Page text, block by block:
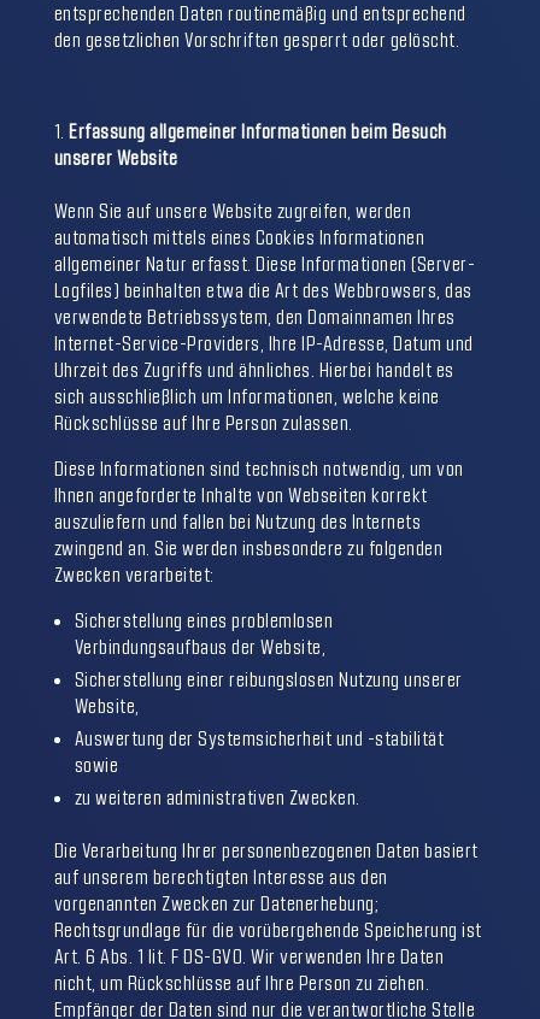
entsprechenden Daten routinemäßig und entsprechend
den gesetzlichen Vorschriften gesperrt oder gelöscht.
Erfassung allgemeiner Informationen beim Besuch
unserer Website
Wenn Sie auf unsere Website zugreifen, werden
automatisch mittels eines Cookies Informationen
allgemeiner Natur erfasst. Diese Informationen (Server-
Logfiles) beinhalten etwa die Art des Webbrowsers, das
verwendete Betriebssystem, den Domainnamen Ihres
Internet-Service-Providers, Ihre IP-Adresse, Datum und
Uhrzeit des Zugriffs und ähnliches. Hierbei handelt es
sich ausschließlich um Informationen, welche keine
Rückschlüsse auf Ihre Person zulassen.
Diese Informationen sind technisch notwendig, um von
Ihnen angeforderte Inhalte von Webseiten korrekt
auszuliefern und fallen bei Nutzung des Internets
zwingend an. Sie werden insbesondere zu folgenden
Zwecken verarbeitet:
Sicherstellung eines problemlosen
Verbindungsaufbaus der Website,
Sicherstellung einer reibungslosen Nutzung unserer
Website,
Auswertung der Systemsicherheit und -stabilität
sowie
zu weiteren administrativen Zwecken.
Die Verarbeitung Ihrer personenbezogenen Daten basiert
auf unserem berechtigten Interesse aus den
vorgenannten Zwecken zur Datenerhebung;
Rechtsgrundlage für die vorübergehende Speicherung ist
Art. 6 Abs. 1 lit. F DS-GVO. Wir verwenden Ihre Daten
nicht, um Rückschlüsse auf Ihre Person zu ziehen.
Empfänger der Daten sind nur die verantwortliche Stelle